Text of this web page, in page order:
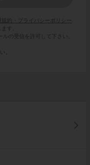
規約・プライバシーポリシー
す。
の受信を許可して下さい。
。